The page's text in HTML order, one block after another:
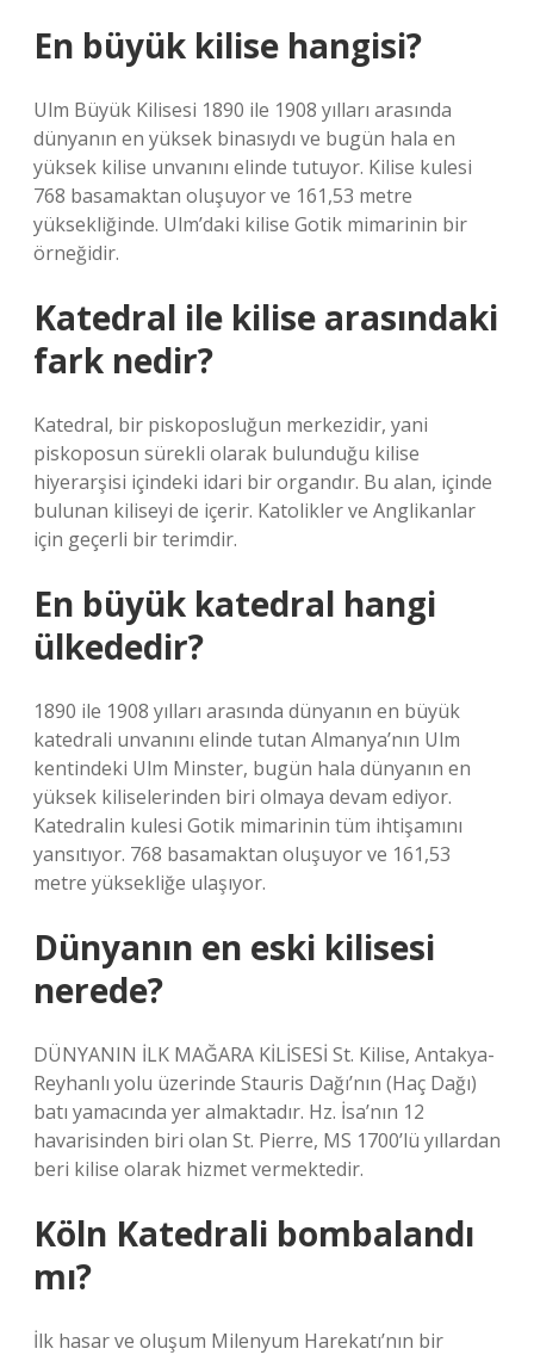
En büyük kilise hangisi?
Ulm Büyük Kilisesi 1890 ile 1908 yılları arasında
dünyanın en yüksek binasıydı ve bugün hala en
yüksek kilise unvanını elinde tutuyor. Kilise kulesi
768 basamaktan oluşuyor ve 161,53 metre
yüksekliğinde. Ulm’daki kilise Gotik mimarinin bir
örneğidir.
Katedral ile kilise arasındaki
fark nedir?
Katedral, bir piskoposluğun merkezidir, yani
piskoposun sürekli olarak bulunduğu kilise
hiyerarşisi içindeki idari bir organdır. Bu alan, içinde
bulunan kiliseyi de içerir. Katolikler ve Anglikanlar
için geçerli bir terimdir.
En büyük katedral hangi
ülkededir?
1890 ile 1908 yılları arasında dünyanın en büyük
katedrali unvanını elinde tutan Almanya’nın Ulm
kentindeki Ulm Minster, bugün hala dünyanın en
yüksek kiliselerinden biri olmaya devam ediyor.
Katedralin kulesi Gotik mimarinin tüm ihtişamını
yansıtıyor. 768 basamaktan oluşuyor ve 161,53
metre yüksekliğe ulaşıyor.
Dünyanın en eski kilisesi
nerede?
DÜNYANIN İLK MAĞARA KİLİSESİ St. Kilise, Antakya-
Reyhanlı yolu üzerinde Stauris Dağı’nın (Haç Dağı)
batı yamacında yer almaktadır. Hz. İsa’nın 12
havarisinden biri olan St. Pierre, MS 1700’lü yıllardan
beri kilise olarak hizmet vermektedir.
Köln Katedrali bombalandı
mı?
İlk hasar ve oluşum Milenyum Harekatı’nın bir